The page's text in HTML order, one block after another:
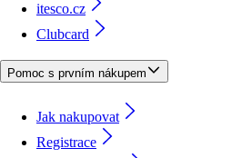
itesco.cz
Clubcard
Pomoc s prvním nákupem
Jak nakupovat
Registrace